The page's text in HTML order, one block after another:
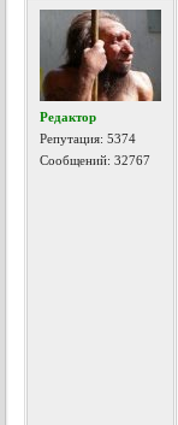
Редактор
Репутация:5374
Сообщений: 32767